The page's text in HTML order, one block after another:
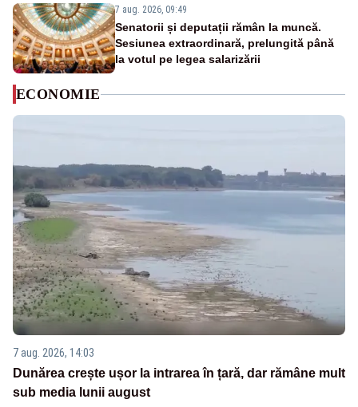
7 aug. 2026, 09:49
Senatorii și deputații rămân la muncă.
Sesiunea extraordinară, prelungită până
la votul pe legea salarizării
ECONOMIE
7 aug. 2026, 14:03
Dunărea crește ușor la intrarea în țară, dar rămâne mult
sub media lunii august